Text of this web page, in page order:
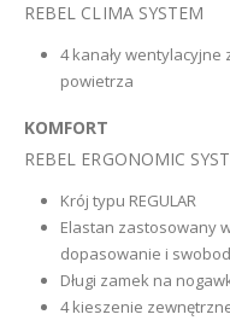
REBEL CLIMA SYSTEM
4 kanały
powietrza
KOMFORT
REBEL ERGONOMIC
Krój typu REGULAR
Elastan zastosowany
dopasowanie i
Długi zamek na
4 kieszenie